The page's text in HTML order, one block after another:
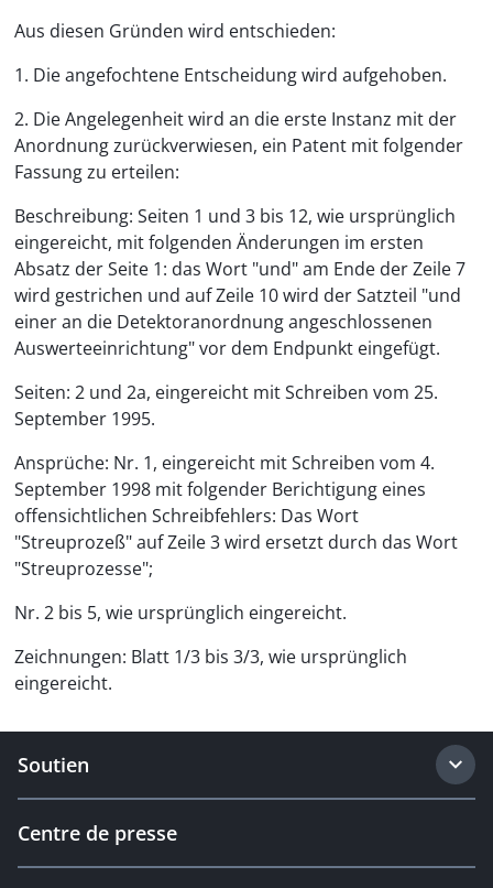
Aus diesen Gründen wird entschieden:
1. Die angefochtene Entscheidung wird aufgehoben.
2. Die Angelegenheit wird an die erste Instanz mit der
Anordnung zurückverwiesen, ein Patent mit folgender
Fassung zu erteilen:
Beschreibung: Seiten 1 und 3 bis 12, wie ursprünglich
eingereicht, mit folgenden Änderungen im ersten
Absatz der Seite 1: das Wort "und" am Ende der Zeile 7
wird gestrichen und auf Zeile 10 wird der Satzteil "und
einer an die Detektoranordnung angeschlossenen
Auswerteeinrichtung" vor dem Endpunkt eingefügt.
Seiten: 2 und 2a, eingereicht mit Schreiben vom 25.
September 1995.
Ansprüche: Nr. 1, eingereicht mit Schreiben vom 4.
September 1998 mit folgender Berichtigung eines
offensichtlichen Schreibfehlers: Das Wort
"Streuprozeß" auf Zeile 3 wird ersetzt durch das Wort
"Streuprozesse";
Nr. 2 bis 5, wie ursprünglich eingereicht.
Zeichnungen: Blatt 1/3 bis 3/3, wie ursprünglich
eingereicht.
Soutien
Centre de presse